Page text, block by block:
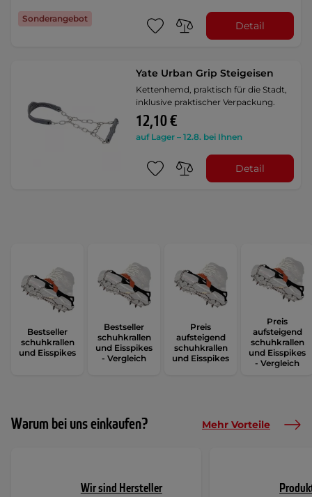
Sonderangebot
Detail
Yate Urban Grip Steigeisen
Kettenhemd, praktisch für die Stadt,
inklusive praktischer Verpackung.
12,10 €
auf Lager – 12.8. bei Ihnen
Detail
Bestseller
schuhkrallen
und Eisspikes
Bestseller
schuhkrallen
und Eisspikes
- Vergleich
Preis
aufsteigend
schuhkrallen
und Eisspikes
Preis
aufsteigend
schuhkrallen
und Eisspikes
- Vergleich
Warum bei uns einkaufen? Mehr Vorteile
Wir sind Hersteller